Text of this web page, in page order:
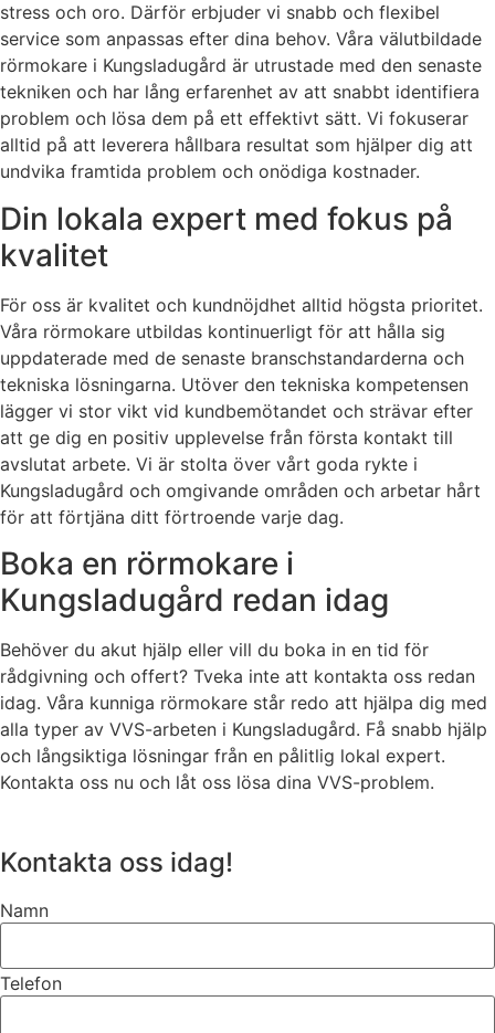
stress och oro. Därför erbjuder vi snabb och flexibel
service som anpassas efter dina behov. Våra välutbildade
rörmokare i Kungsladugård är utrustade med den senaste
tekniken och har lång erfarenhet av att snabbt identifiera
problem och lösa dem på ett effektivt sätt. Vi fokuserar
alltid på att leverera hållbara resultat som hjälper dig att
undvika framtida problem och onödiga kostnader.
Din lokala expert med fokus på
kvalitet
För oss är kvalitet och kundnöjdhet alltid högsta prioritet.
Våra rörmokare utbildas kontinuerligt för att hålla sig
uppdaterade med de senaste branschstandarderna och
tekniska lösningarna. Utöver den tekniska kompetensen
lägger vi stor vikt vid kundbemötandet och strävar efter
att ge dig en positiv upplevelse från första kontakt till
avslutat arbete. Vi är stolta över vårt goda rykte i
Kungsladugård och omgivande områden och arbetar hårt
för att förtjäna ditt förtroende varje dag.
Boka en rörmokare i
Kungsladugård redan idag
Behöver du akut hjälp eller vill du boka in en tid för
rådgivning och offert? Tveka inte att kontakta oss redan
idag. Våra kunniga rörmokare står redo att hjälpa dig med
alla typer av VVS-arbeten i Kungsladugård. Få snabb hjälp
och långsiktiga lösningar från en pålitlig lokal expert.
Kontakta oss nu och låt oss lösa dina VVS-problem.
Kontakta oss idag!
Namn
Telefon